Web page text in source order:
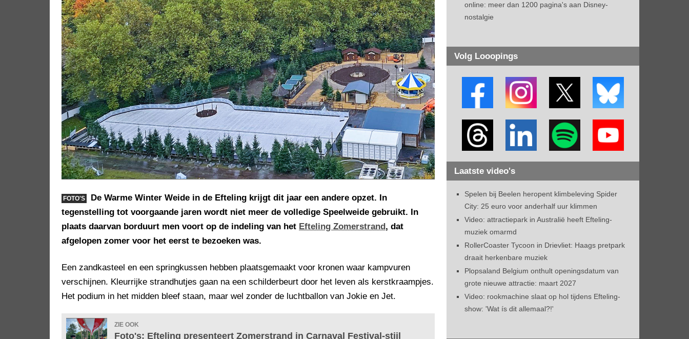
FOTO'S
De Warme Winter Weide in de Efteling krijgt dit jaar een andere opzet. In
tegenstelling tot voorgaande jaren wordt niet meer de volledige Speelweide gebruikt. In
plaats daarvan borduurt men voort op de indeling van het Efteling Zomerstrand , dat
afgelopen zomer voor het eerst te bezoeken was.
Een zandkasteel en een springkussen hebben plaatsgemaakt voor kronen waar kampvuren
verschijnen. Kleurrijke strandhutjes gaan na een schilderbeurt door het leven als kerstkraampjes.
Het podium in het midden bleef staan, maar wel zonder de luchtballon van Jokie en Jet.
ZIE OOK
Foto's: Efteling presenteert Zomerstrand in Carnaval Festival-stijl
online: meer dan 1200 pagina's aan Disney-
nostalgie
Volg Looopings
Laatste video's
Spelen bij Beelen heropent klimbeleving Spider
City: 25 euro voor anderhalf uur klimmen
Video: attractiepark in Australië heeft Efteling-
muziek omarmd
RollerCoaster Tycoon in Drievliet: Haags pretpark
draait herkenbare muziek
Plopsaland Belgium onthult openingsdatum van
grote nieuwe attractie: maart 2027
Video: rookmachine slaat op hol tijdens Efteling-
show: 'Wat ís dit allemaal?!'